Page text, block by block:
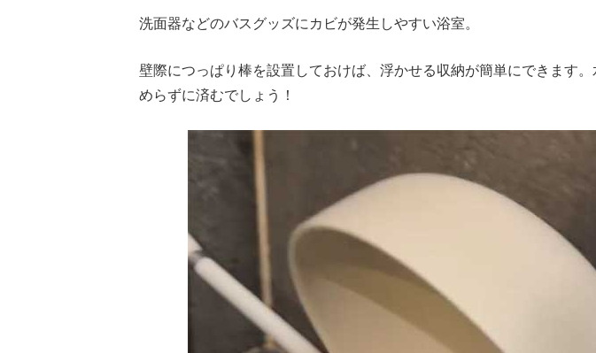
洗面器などのバスグッズにカビが発生しやすい浴室。
壁際につっぱり棒を設置しておけば、浮かせる収納が簡単にできます
めらずに済むでしょう！